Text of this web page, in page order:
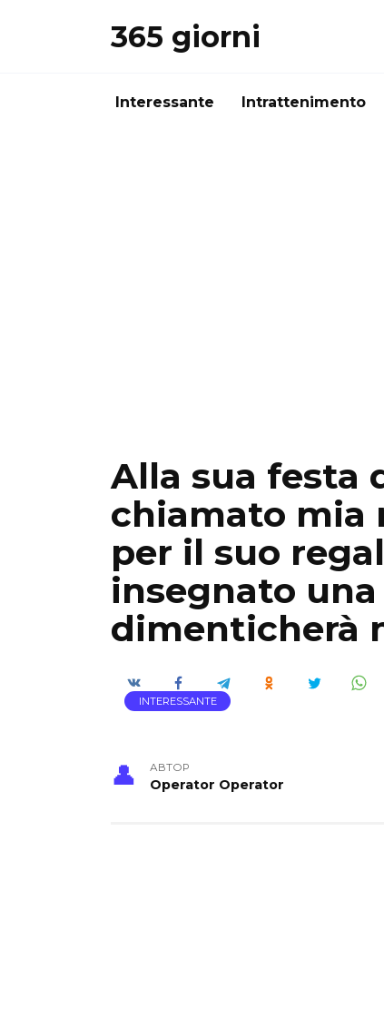
365 giorni
Interessante Intrattenimento
Alla sua festa
chiamato mia
per il suo
insegnato
dimenticherà
INTERESSANTE
АВТОР
Operator Operator